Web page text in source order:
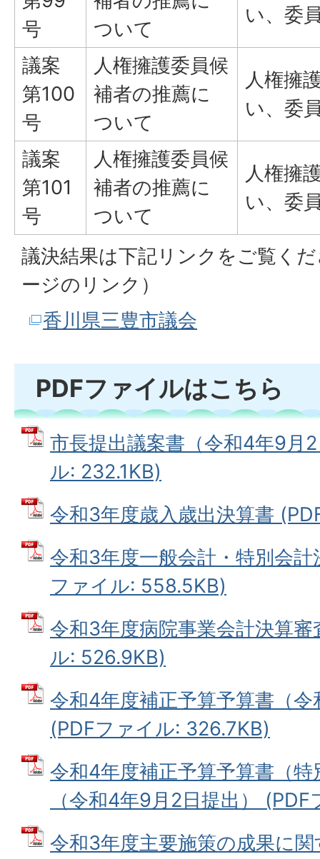
号
ついて
い、委
議案
第100
号
人権擁護委員候
補者の推薦に
ついて
人権擁
い、委
議案
第101
号
人権擁護委員候
補者の推薦に
ついて
人権擁
い、委
議決結果は下記リンクをご覧く
ージのリンク）
香川県三豊市議会
PDFファイルはこちら
市長提出議案書（令和4年9月
ル: 232.1KB)
令和3年度歳入歳出決算書
令和3年度一般会計・特別会
ファイル: 558.5KB)
令和3年度病院事業会計決算
ル: 526.9KB)
令和4年度補正予算予算書（
(PDFファイル: 326.7KB)
令和4年度補正予算予算書（
（令和4年9月2日提出）
令和3年度主要施策の成果に